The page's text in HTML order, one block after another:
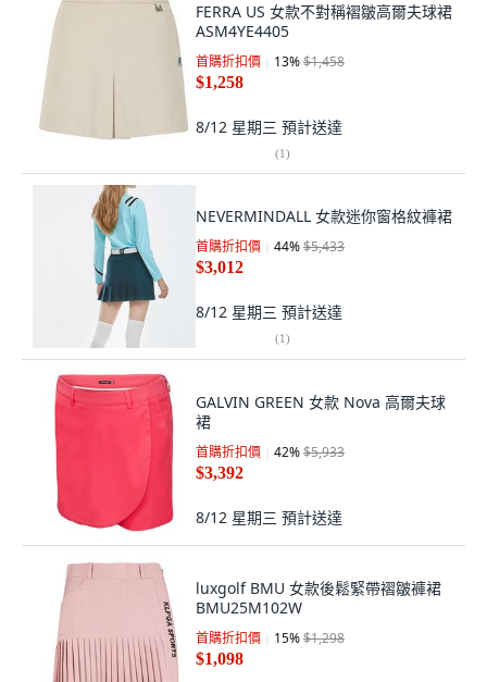
FERRA US 女款不對稱褶皺高爾夫球裙
ASM4YE4405
首購折扣價 13%$1,458
$1,258
8/12 星期三 預計送達
(1)
NEVERMINDALL 女款迷你窗格紋褲裙
首購折扣價 44%$5,433
$3,012
8/12 星期三 預計送達
(1)
GALVIN GREEN 女款 Nova 高爾夫球
裙
首購折扣價 42%$5,933
$3,392
8/12 星期三 預計送達
luxgolf BMU 女款後鬆緊帶褶皺褲裙
BMU25M102W
首購折扣價 15%$1,298
$1,098